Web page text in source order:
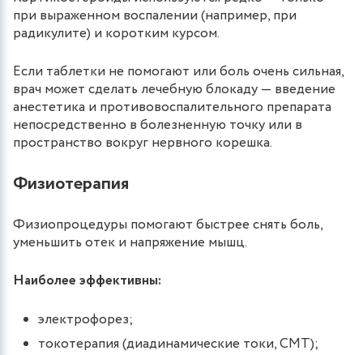
при выраженном воспалении (например, при
радикулите) и коротким курсом.
Если таблетки не помогают или боль очень сильная,
врач может сделать лечебную блокаду — введение
анестетика и противовоспалительного препарата
непосредственно в болезненную точку или в
пространство вокруг нервного корешка.
Физиотерапия
Физиопроцедуры помогают быстрее снять боль,
уменьшить отек и напряжение мышц.
Наиболее эффективны:
электрофорез;
токотерапия (диадинамические токи, СМТ);